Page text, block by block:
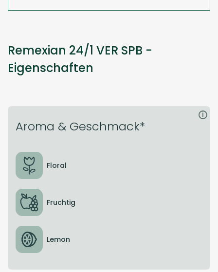
Remexian 24/1 VER SPB -
Eigenschaften
Aroma & Geschmack*
i
Floral
Fruchtig
Lemon